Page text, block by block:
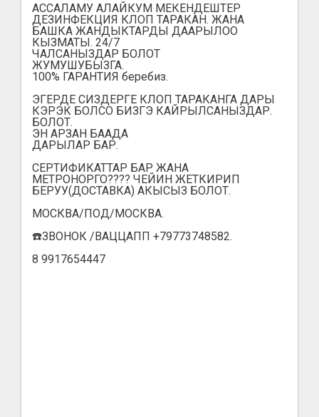
АССАЛАМУ АЛАЙКУМ МЕКЕНДЕШТЕР
ДЕЗИНФЕКЦИЯ КЛОП ТАРАКАН. ЖАНА
БАШКА ЖАНДЫКТАРДЫ ДААРЫЛОО
КЫЗМАТЫ. 24/7
ЧАЛСАНЫЗДАР БОЛОТ
ЖУМУШУБЫЗГА.
100% ГАРАНТИЯ беребиз.
ЭГЕРДЕ СИЗДЕРГЕ КЛОП ТАРАКАНГА ДАРЫ
КЭРЭК БОЛСО БИЗГЭ КАЙРЫЛСАНЫЗДАР.
БОЛОТ.
ЭН АРЗАН БААДА
ДАРЫЛАР БАР.
СЕРТИФИКАТТАР БАР ЖАНА
МЕТРОНОРГО???? ЧЕЙИН ЖЕТКИРИП
БЕРУУ(ДОСТАВКА) АКЫСЫЗ БОЛОТ.
МОСКВА/ПОД/МОСКВА.
☎️ЗВОНОК /ВАЦЦАПП +79773748582.
8 9917654447